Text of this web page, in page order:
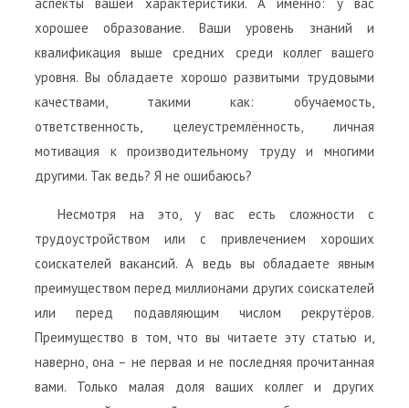
хорошее образование. Ваши уровень знаний и
квалификация выше средних среди коллег вашего
уровня. Вы обладаете хорошо развитыми трудовыми
качествами, такими как: обучаемость,
ответственность, целеустремлённость, личная
мотивация к производительному труду и многими
другими. Так ведь? Я не ошибаюсь?
Несмотря на это, у вас есть сложности с
трудоустройством или с привлечением хороших
соискателей вакансий. А ведь вы обладаете явным
преимуществом перед миллионами других соискателей
или перед подавляющим числом рекрутёров.
Преимущество в том, что вы читаете эту статью и,
наверно, она – не первая и не последняя прочитанная
вами. Только малая доля ваших коллег и других